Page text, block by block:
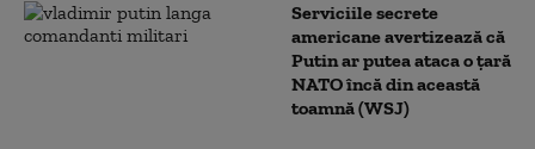
Serviciile secrete
americane avertizează că
Putin ar putea ataca o țară
NATO încă din această
toamnă (WSJ)